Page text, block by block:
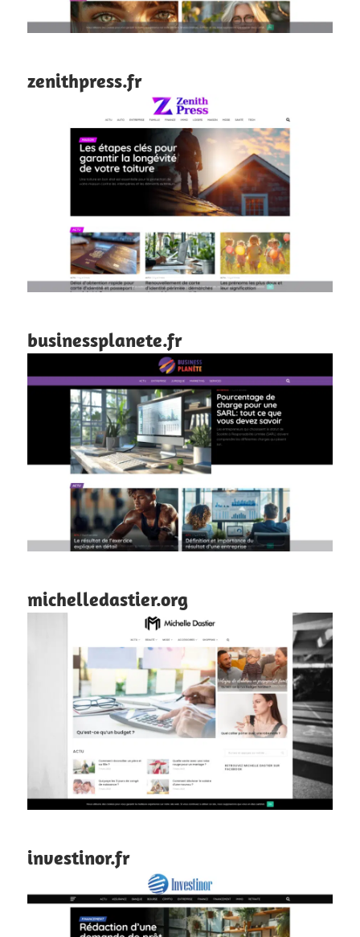
zenithpress.fr
businessplanete.fr
michelledastier.org
investinor.fr